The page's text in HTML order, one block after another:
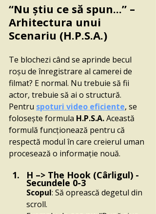
“Nu știu ce să spun...” –
Arhitectura unui
Scenariu (H.P.S.A.)
Te blochezi când se aprinde becul
roșu de înregistrare al camerei de
filmat? E normal. Nu trebuie să fii
actor, trebuie să ai o structură.
Pentru spoturi video eficiente, se
folosește formula H.P.S.A. Această
formulă funcționează pentru că
respectă modul în care creierul uman
procesează o informație nouă.
H –> The Hook (Cârligul) -
Secundele 0-3
Scopul: Să oprească degetul din
scroll.